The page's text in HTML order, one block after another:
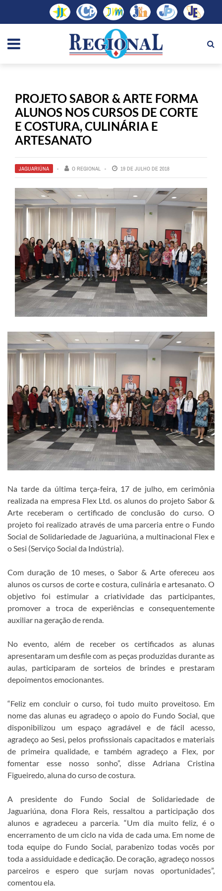
PROJETO SABOR & ARTE FORMA
ALUNOS NOS CURSOS DE CORTE
E COSTURA, CULINÁRIA E
ARTESANATO
JAGUARIÚNA O REGIONAL 19 DE JULHO DE 2018
Na tarde da última terça-feira, 17 de julho, em cerimônia
realizada na empresa Flex Ltd. os alunos do projeto Sabor &
Arte receberam o certificado de conclusão do curso. O
projeto foi realizado através de uma parceria entre o Fundo
Social de Solidariedade de Jaguariúna, a multinacional Flex e
o Sesi (Serviço Social da Indústria).
Com duração de 10 meses, o Sabor & Arte ofereceu aos
alunos os cursos de corte e costura, culinária e artesanato. O
objetivo foi estimular a criatividade das participantes,
promover a troca de experiências e consequentemente
auxiliar na geração de renda.
No evento, além de receber os certificados as alunas
apresentaram um desfile com as peças produzidas durante as
aulas, participaram de sorteios de brindes e prestaram
depoimentos emocionantes.
“Feliz em concluir o curso, foi tudo muito proveitoso. Em
nome das alunas eu agradeço o apoio do Fundo Social, que
disponibilizou um espaço agradável e de fácil acesso,
agradeço ao Sesi, pelos profissionais capacitados e materiais
de primeira qualidade, e também agradeço a Flex, por
fomentar esse nosso sonho”, disse Adriana Cristina
Figueiredo, aluna do curso de costura.
A presidente do Fundo Social de Solidariedade de
Jaguariúna, dona Flora Reis, ressaltou a participação dos
alunos e agradeceu a parceria. “Um dia muito feliz, é o
encerramento de um ciclo na vida de cada uma. Em nome de
toda equipe do Fundo Social, parabenizo todas vocês por
toda a assiduidade e dedicação. De coração, agradeço nossos
parceiros e espero que surjam novas oportunidades”,
comentou ela.